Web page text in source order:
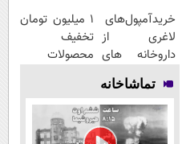
خریدآمپول‌های
لاغری از
داروخانه های
اطرافت، ارسال
فوری همراه با
پک یخ!
۱ میلیون تومان
تخفیف
محصولات
شروع کاهش
وزن
تماشاخانه